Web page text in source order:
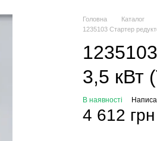
Головна Каталог
1235103 Стартер
3,5 кВт
В наявності
4 612 грн